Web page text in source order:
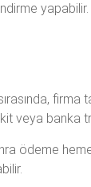
firma
veya banka
ödeme